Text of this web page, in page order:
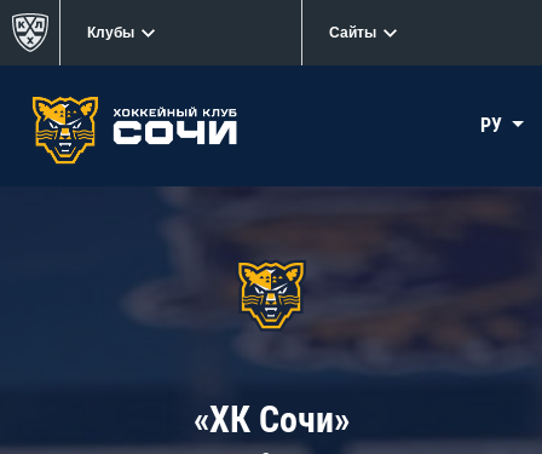
Клубы Сайты
РУ
«ХК Сочи»